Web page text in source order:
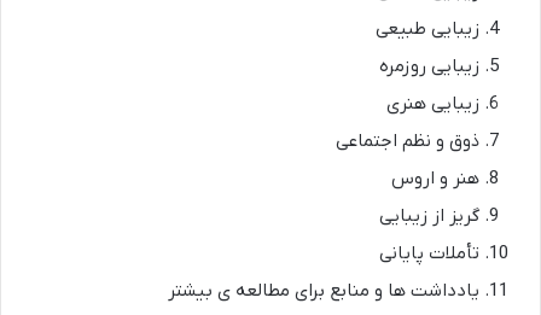
زیبایی طبیعی
زیبایی روزمره
زیبایی هنری
ذوق و نظم اجتماعی
هنر و اروس
گریز از زیبایی
تأملات پایانی
یادداشت ها و منابع برای مطالعه ی بیشتر